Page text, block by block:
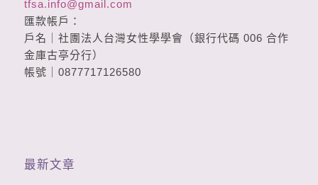
tfsa.info@gmail.com
匯款帳戶：
戶名｜社團法人台灣女性學學會（銀行代碼 006 合作
金庫古亭分行）
帳號｜0877717126580
最新文章